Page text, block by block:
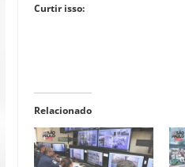
Curtir isso:
Relacionado